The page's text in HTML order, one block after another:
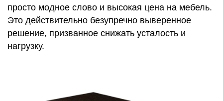
просто модное слово и высокая цена на мебель.
Это действительно безупречно выверенное
решение, призванное снижать усталость и
нагрузку.